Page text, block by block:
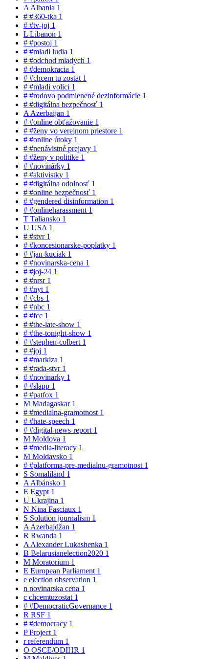
A Albania 1
# #360-tka 1
# #tv-joj 1
L Libanon 1
# #postoj 1
# #mladi ludia 1
# #odchod mladych 1
# #demokracia 1
# #chcem tu zostat 1
# #mladi volici 1
# #rodovo podmienené dezinformácie 1
# #digitálna bezpečnosť 1
A Azerbaijan 1
# #online obťažovanie 1
# #ženy vo verejnom priestore 1
# #online útoky 1
# #nenávistné prejavy 1
# #ženy v politike 1
# #novinárky 1
# #aktivistky 1
# #digitálna odolnosť 1
# #online bezpečnosť 1
# #gendered disinformation 1
# #onlineharassment 1
T Taliansko 1
U USA 1
# #stvr 1
# #koncesionarske-poplatky 1
# #jan-kuciak 1
# #novinarska-cena 1
# #joj-24 1
# #nrsr 1
# #nyt 1
# #cbs 1
# #nbc 1
# #fcc 1
# #the-late-show 1
# #the-tonight-show 1
# #stephen-colbert 1
# #joj 1
# #markiza 1
# #rada-stvr 1
# #novinarky 1
# #slapp 1
# #patfox 1
M Madagaskar 1
# #medialna-gramotnost 1
# #hate-speech 1
# #digital-news-report 1
M Moldova 1
# #media-literacy 1
M Moldavsko 1
# #platforma-pre-medialnu-gramotnost 1
S Somaliland 1
A Albánsko 1
E Egypt 1
U Ukrajina 1
N Nina Fasciaux 1
S Solution journalism 1
A Azerbajdžan 1
R Rwanda 1
A Alexander Lukashenka 1
B Belarusianelection2020 1
M Moratorium 1
E European Parliament 1
e election observation 1
n novinarska cena 1
c chcemtuzostat 1
# #DemocraticGovernance 1
R RSF 1
# #democracy 1
PProject 1
rreferendum 1
O OSCE/ODIHR 1